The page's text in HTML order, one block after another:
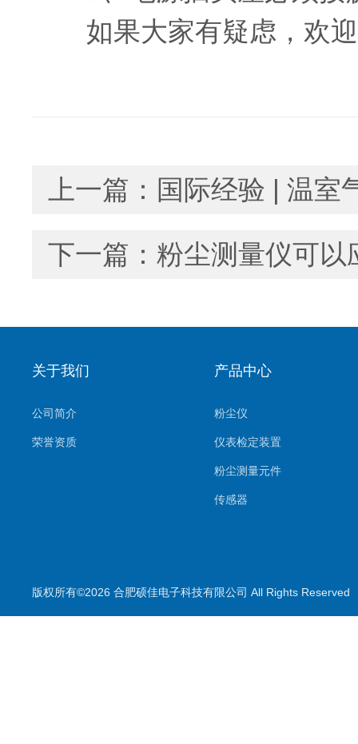
如果大家有疑虑，欢迎
上一篇： 国际经验 | 温室
下一篇： 粉尘测量仪可以
关于我们
公司简介
荣誉资质
产品中心
粉尘仪
仪表检定装置
粉尘测量元件
传感器
气体检测仪
测量仪
版权所有©2026 合肥硕佳电子科技有限公司 All Rights